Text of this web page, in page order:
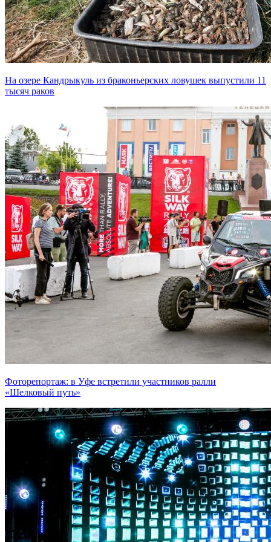
На озере Кандрыкуль из браконьерских ловушек выпустили 11
тысяч раков
Фоторепортаж: в Уфе встретили участников ралли
«Шелковый путь»